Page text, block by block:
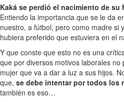
Kaká se perdió el nacimiento de
Entiendo la importancia que se le da
nuestro, a fútbol, pero como madre si
hubiera preferido que estuviera en el
Y que conste que esto no es una
que por diversos motivos laborales
mujer que va a dar a luz a sus hijos.
que, se debe intentar por todos los
también es eso…